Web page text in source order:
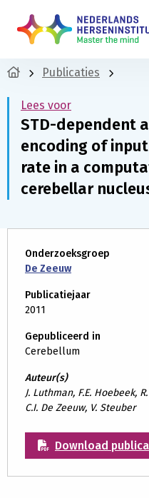
Publicaties
Lees voor
STD-dependent
encoding of
rate in a
cerebellar
Onderzoeksgroep
De Zeeuw
Publicatiejaar
2011
Gepubliceerd in
Cerebellum
Auteur(s)
J. Luthman, F.E. Hoebeek,
C.I. De Zeeuw, V. Steuber
Download